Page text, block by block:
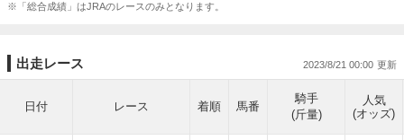
※「総合成績」はJRAのレースのみとなります。
出走レース 2023/8/21 00:00
日付 レース 着順 馬番
騎手
(斤量)
人気
(オッズ)